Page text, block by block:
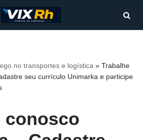
no transportes e logística » Trabalhe
seu currículo Unimarka e participe
conosco